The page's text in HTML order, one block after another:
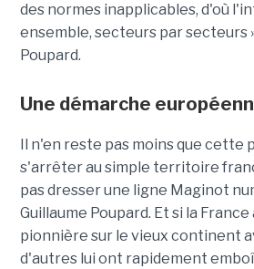
des normes inapplicables, d'où
ensemble, secteurs par secteurs
Poupard.
Une démarche
Il n'en reste pas moins que cette
s'arrêter au simple territoire
pas dresser une ligne Maginot
Guillaume Poupard. Et si la
pionnière sur le vieux continent
d'autres lui ont rapidement